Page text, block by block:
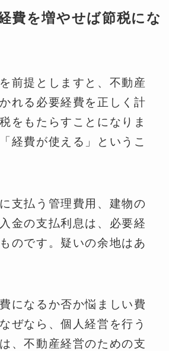
費を増やせば節税にな
前提としますと、不動産
れる必要経費を正しく計
をもたらすことになりま
経費が使える」というこ
支払う管理費用、建物の
金の支払利息は、必要経
のです。疑いの余地はあ
になるか否か悩ましい費
ぜなら、個人経営を行う
、不動産経営のための支